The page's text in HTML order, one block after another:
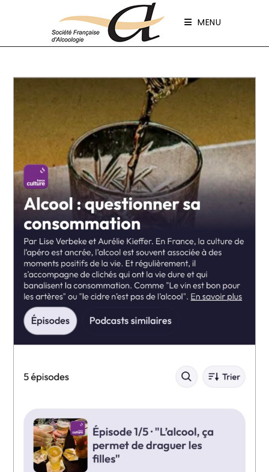
Panneau de gestion des cookies
MENU